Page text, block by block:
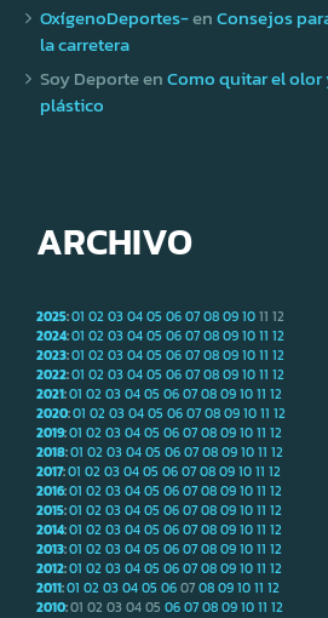
OxígenoDeportes-enConsejos
la carretera
Soy DeporteenComo quitar el olor
plástico
ARCHIVO
2025:01 02 030405060708091011 12
2024:01 02 030405060708091011 12
2023:01 02 030405060708091011 12
2022:01 02 030405060708091011 12
2021:01 02 030405060708091011 12
2020:01 02 030405060708091011 12
2019:01 02 030405060708091011 12
2018:01 02 030405060708091011 12
2017:01 02 030405060708091011 12
2016:01 02 030405060708091011 12
2015:01 02 030405060708091011 12
2014:01 02 030405060708091011 12
2013:01 02 030405060708091011 12
2012:01 02 030405060708091011 12
2011:01 02 030405060708091011 12
2010:01 02 03 0405 060708091011 12